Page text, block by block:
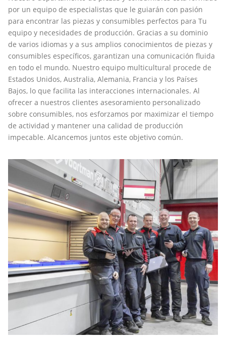
por un equipo de especialistas que le guiarán con pasión
para encontrar las piezas y consumibles perfectos para Tu
equipo y necesidades de producción. Gracias a su dominio
de varios idiomas y a sus amplios conocimientos de piezas y
consumibles específicos, garantizan una comunicación fluida
en todo el mundo. Nuestro equipo multicultural procede de
Estados Unidos, Australia, Alemania, Francia y los Países
Bajos, lo que facilita las interacciones internacionales. Al
ofrecer a nuestros clientes asesoramiento personalizado
sobre consumibles, nos esforzamos por maximizar el tiempo
de actividad y mantener una calidad de producción
impecable. Alcancemos juntos este objetivo común.